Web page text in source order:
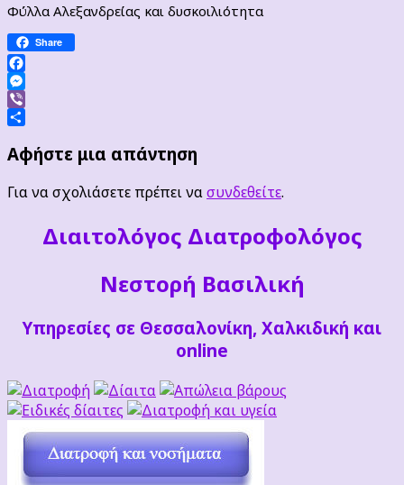
Φύλλα Αλεξανδρείας και δυσκοιλιότητα
Share
Facebook
Messenger
Viber
Αφήστε μια απάντηση
Για να σχολιάσετε πρέπει νασυνδεθείτε.
Διαιτoλόγος Διατροφολόγος
Νεστορή Βασιλική
Υπηρεσίες σε Θεσσαλονίκη, Χαλκιδική και
online